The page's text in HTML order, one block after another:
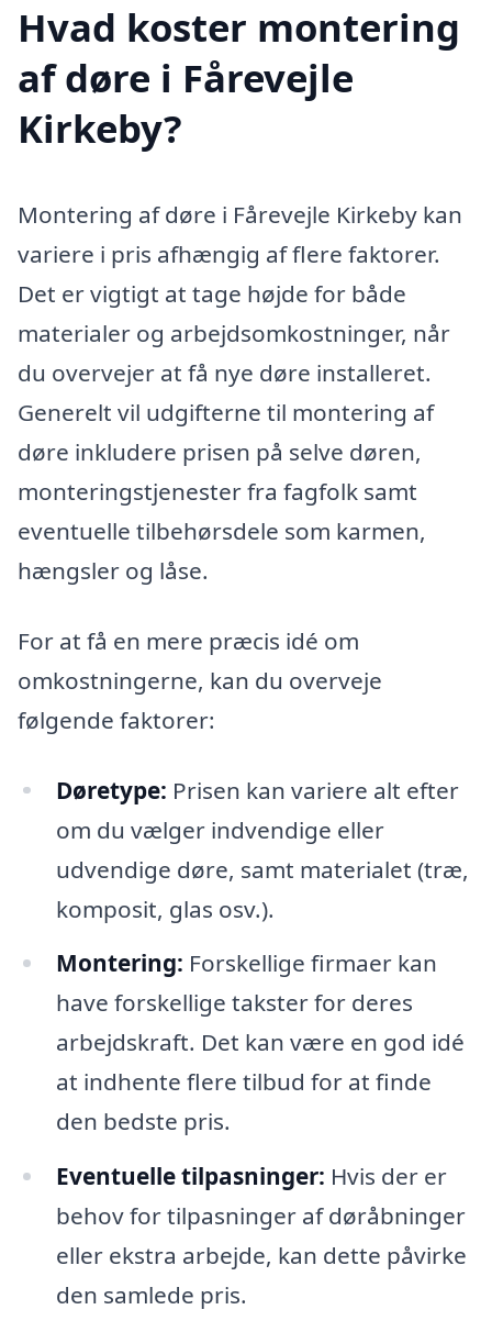
Hvad koster montering
af døre i Fårevejle
Kirkeby?
Montering af døre i Fårevejle Kirkeby kan
variere i pris afhængig af flere faktorer.
Det er vigtigt at tage højde for både
materialer og arbejdsomkostninger, når
du overvejer at få nye døre installeret.
Generelt vil udgifterne til montering af
døre inkludere prisen på selve døren,
monteringstjenester fra fagfolk samt
eventuelle tilbehørsdele som karmen,
hængsler og låse.
For at få en mere præcis idé om
omkostningerne, kan du overveje
følgende faktorer:
Døretype: Prisen kan variere alt efter
om du vælger indvendige eller
udvendige døre, samt materialet (træ,
komposit, glas osv.).
Montering: Forskellige firmaer kan
have forskellige takster for deres
arbejdskraft. Det kan være en god idé
at indhente flere tilbud for at finde
den bedste pris.
Eventuelle tilpasninger: Hvis der er
behov for tilpasninger af døråbninger
eller ekstra arbejde, kan dette påvirke
den samlede pris.